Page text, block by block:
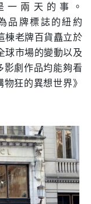
兩天的事。
品牌標誌的紐約
棟老牌百貨矗立於
球市場的變動以及
影劇作品均能夠看
狂的異想世界》